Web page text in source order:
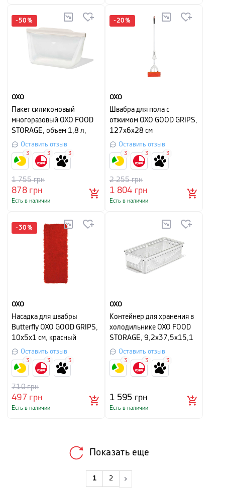
-50 %
OXO
Пакет силиконовый
многоразовый OXO FOOD
STORAGE, объем 1,8 л,
прозрачный
Оставить отзыв
878грн
1 755грн
Есть в наличии
3 3 3
-20 %
OXO
Швабра для пола с
отжимом OXO GOOD GRIPS,
127х6х28 см
Оставить отзыв
1 804 грн
2 255грн
Есть в наличии
3 3 3
-30 %
OXO
Насадка для швабры
Butterfly OXO GOOD GRIPS,
10х5х1 см, красный
Оставить отзыв
497 грн
710грн
Есть в наличии
3 3 3
OXO
Контейнер для хранения в
холодильнике OXO FOOD
STORAGE, 9,2х37,5х15,1
см, белый
Оставить отзыв
1 595 грн
Есть в наличии
3 3 3
Показать еще
1 2